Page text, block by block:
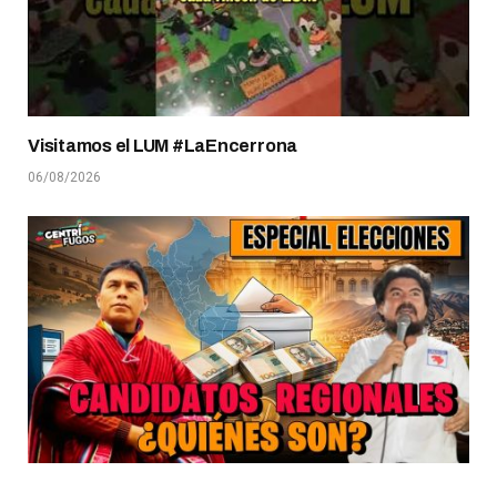
Visitamos el LUM #LaEncerrona
06/08/2026